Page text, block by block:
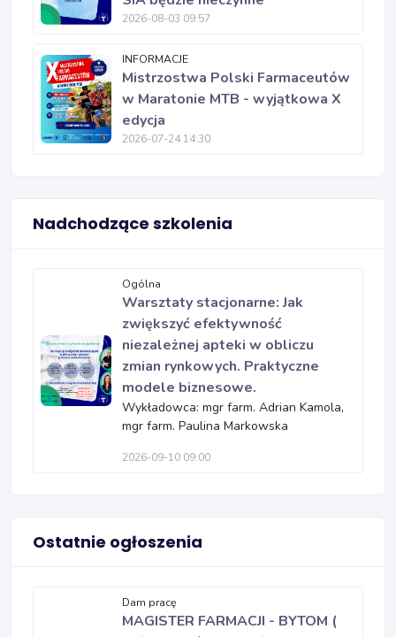
2026-08-03 09:57
INFORMACJE
Mistrzostwa Polski Farmaceutów
w Maratonie MTB - wyjątkowa X
edycja
2026-07-24 14:30
Nadchodzące szkolenia
Ogólna
Warsztaty stacjonarne: Jak
zwiększyć efektywność
niezależnej apteki w obliczu
zmian rynkowych. Praktyczne
modele biznesowe.
Wykładowca: mgr farm. Adrian Kamola,
mgr farm. Paulina Markowska
2026-09-10 09:00
Ostatnie ogłoszenia
Dam pracę
MAGISTER FARMACJI - BYTOM (